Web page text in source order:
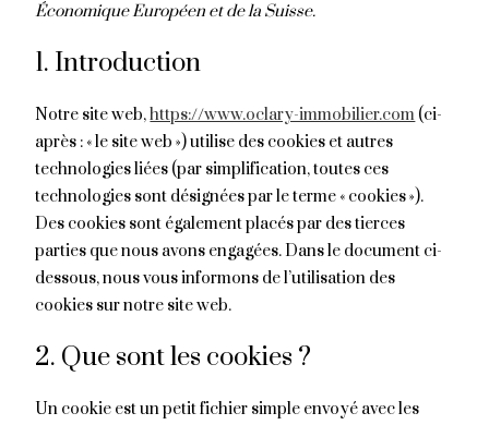
Économique Européen et de la Suisse.
1. Introduction
Notre site web,https://www.oclary-immobilier.com (ci-
après : « le site web ») utilise des cookies et autres
technologies liées (par simplification, toutes ces
technologies sont désignées par le terme « cookies »).
Des cookies sont également placés par des tierces
parties que nous avons engagées. Dans le document ci-
dessous, nous vous informons de l’utilisation des
cookies sur notre site web.
2. Que sont les cookies ?
Un cookie est un petit fichier simple envoyé avec les